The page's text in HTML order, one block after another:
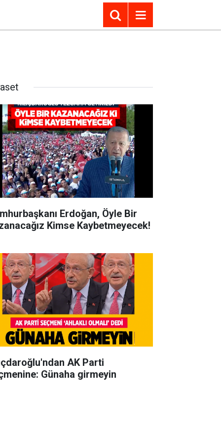
Erdoğan, Öyle Bir
Kimse Kaybetmeyecek!
AK Parti
Günaha girmeyin